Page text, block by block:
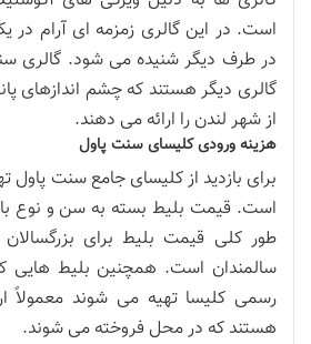
است. در این گالری زمزمه ای آرام
در طرف دیگر شنیده می شود. گالری
گالری دیگر هستند که چشم اندازهای
از شهر لندن را ارائه می دهند.
هزینه ورودی کلیسای سنت پاول
برای بازدید از کلیسای جامع سنت پاول
است. قیمت بلیط بسته به سن و نوع
طور کلی قیمت بلیط برای
سالمندان است. همچنین بلیط هایی
رسمی کلیسا تهیه می شوند معمولاً
هستند که در محل فروخته می شوند.